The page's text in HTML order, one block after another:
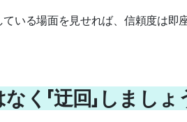
ている場面を見せれば、信頼度は即
く「迂回」しましょ